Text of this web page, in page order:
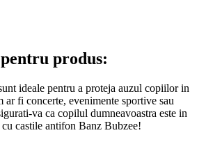
produs:
ideale pentru a proteja auzul copiilor in
ar fi concerte, evenimente sportive sau
va ca copilul dumneavoastra este in
castile antifon Banz Bubzee!